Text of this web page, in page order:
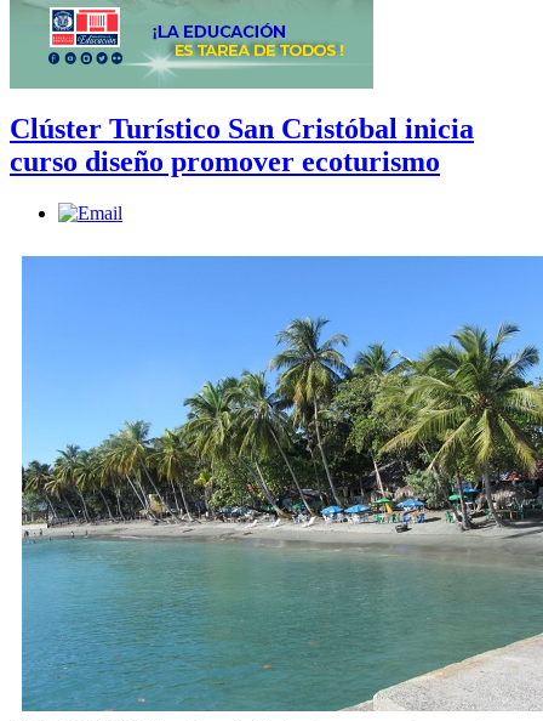
Clúster Turístico San Cristóbal inicia
curso diseño promover ecoturismo